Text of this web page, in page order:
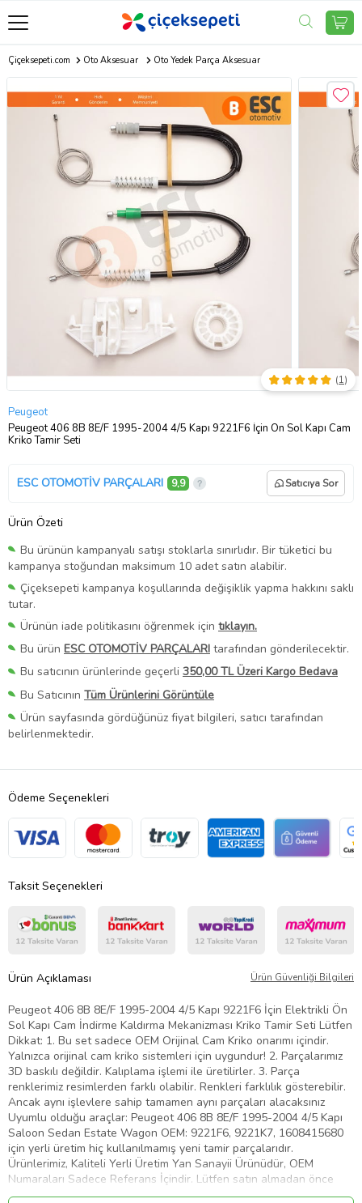
Çiçeksepeti.com Oto Aksesuar Oto Yedek Parça Aksesuar
Peugeot
Peugeot 406 8B 8E/F 1995-2004 4/5 Kapı 9221F6 İçin Ön Sol Kapı Cam
Kriko Tamir Seti
(1)
ESC OTOMOTİV PARÇALARI 9,9 Satıcıya Sor
Ürün Özeti
Bu ürünün kampanyalı satışı stoklarla sınırlıdır. Bir tüketici bu
kampanya stoğundan maksimum 10 adet satın alabilir.
Çiçeksepeti kampanya koşullarında değişiklik yapma hakkını saklı
tutar.
Ürünün iade politikasını öğrenmek için tıklayın.
Bu ürün ESC OTOMOTİV PARÇALARI tarafından gönderilecektir.
Bu satıcının ürünlerinde geçerli 350,00 TL Üzeri Kargo Bedava
Bu Satıcının Tüm Ürünlerini Görüntüle
Ürün sayfasında gördüğünüz fiyat bilgileri, satıcı tarafından
belirlenmektedir.
Ödeme Seçenekleri
Taksit Seçenekleri
Ürün Açıklaması Ürün Güvenliği Bilgileri
Peugeot 406 8B 8E/F 1995-2004 4/5 Kapı 9221F6 İçin Elektrikli Ön
Sol Kapı Cam İndirme Kaldırma Mekanizması Kriko Tamir Seti Lütfen
Dikkat: 1. Bu set sadece OEM Orijinal Cam Kriko onarımı içindir.
Yalnızca orijinal cam kriko sistemleri için uygundur! 2. Parçalarımız
3D baskılı değildir. Kalıplama işlemi ile üretilirler. 3. Parça
renklerimiz resimlerden farklı olabilir. Renkleri farklılık gösterebilir.
Ancak aynı işlevlere sahip tamamen aynı parçaları alacaksınız
Uyumlu olduğu araçlar: Peugeot 406 8B 8E/F 1995-2004 4/5 Kapı
Saloon Sedan Estate Wagon OEM: 9221F6, 9221K7, 1608415680
için yerli üretim hiç kullanılmamış yeni tamir parçalarıdır.
Ürünlerimiz, Kaliteli Yerli Üretim Yan Sanayii Ürünüdür, OEM
Numaraları Sadece Referans İçindir. Lütfen satın almadan önce
kendi parçanızı bizim ürün resimleri ile kıyaslayınız.